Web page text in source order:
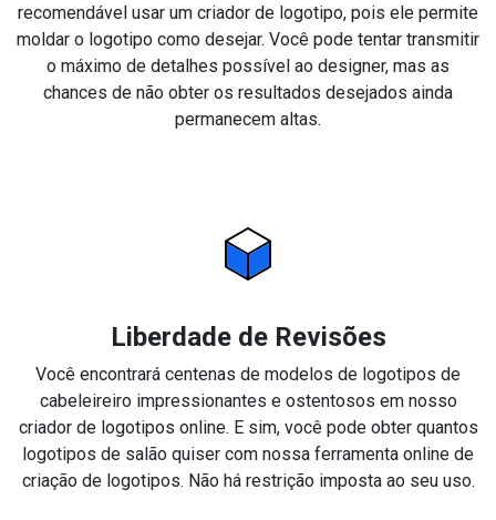
recomendável usar um criador de logotipo, pois ele permite
moldar o logotipo como desejar. Você pode tentar transmitir
o máximo de detalhes possível ao designer, mas as
chances de não obter os resultados desejados ainda
permanecem altas.
Liberdade de Revisões
Você encontrará centenas de modelos de logotipos de
cabeleireiro impressionantes e ostentosos em nosso
criador de logotipos online. E sim, você pode obter quantos
logotipos de salão quiser com nossa ferramenta online de
criação de logotipos. Não há restrição imposta ao seu uso.